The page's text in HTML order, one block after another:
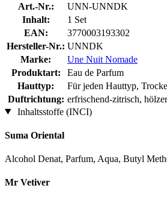
Art.-Nr.:
UNN-UNNDK
Inhalt:
1 Set
EAN:
3770003193302
Hersteller-Nr.: UNNDK
Marke:
Une Nuit Nomade
Produktart:
Eau de Parfum
Hauttyp:
Für jeden Hauttyp,
Duftrichtung: erfrischend-zitrisch,
Inhaltsstoffe (INCI)
Suma Oriental
Alcohol Denat, Parfum, Aqua, Butyl
Mr Vetiver